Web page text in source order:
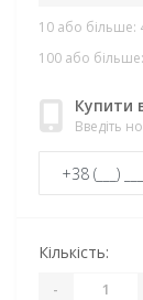
10 або більше:
100 або
Купити
Введіть
Кількість:
-